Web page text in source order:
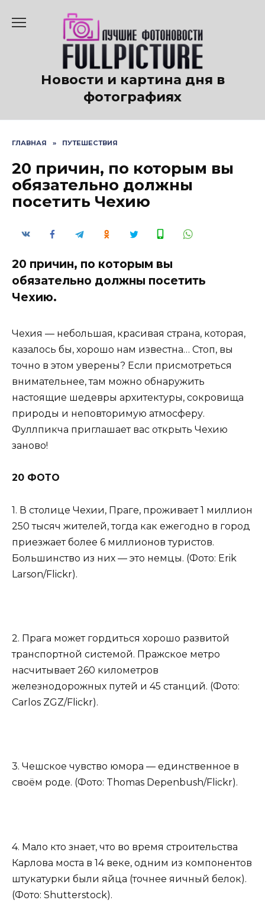
содержанию
Новости и картина дня в
фотографиях
ГЛАВНАЯ » ПУТЕШЕСТВИЯ
20 причин, по которым вы
обязательно должны
посетить Чехию
20 причин, по которым вы
обязательно должны посетить
Чехию.
Чехия — небольшая, красивая страна, которая,
казалось бы, хорошо нам известна… Стоп, вы
точно в этом уверены? Если присмотреться
внимательнее, там можно обнаружить
настоящие шедевры архитектуры, сокровища
природы и неповторимую атмосферу.
Фуллпикча приглашает вас открыть Чехию
заново!
20 ФОТО
1. В столице Чехии, Праге, проживает 1 миллион
250 тысяч жителей, тогда как ежегодно в город
приезжает более 6 миллионов туристов.
Большинство из них — это немцы. (Фото: Erik
Larson/Flickr).
2. Прага может гордиться хорошо развитой
транспортной системой. Пражское метро
насчитывает 260 километров
железнодорожных путей и 45 станций. (Фото:
Carlos ZGZ/Flickr).
3. Чешское чувство юмора — единственное в
своём роде. (Фото: Thomas Depenbush/Flickr).
4. Мало кто знает, что во время строительства
Карлова моста в 14 веке, одним из компонентов
штукатурки были яйца (точнее яичный белок).
(Фото: Shutterstock).